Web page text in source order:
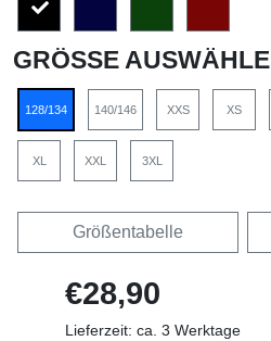
GRÖSSE AUSWÄHLEN
128/134 140/146 XXS XS
XL XXL 3XL
Größentabelle
€28,90
Lieferzeit: ca. 3 Werktage